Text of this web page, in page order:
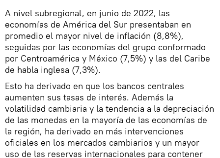
A nivel subregional, en junio de 2022, las
economías de América del Sur presentaban en
promedio el mayor nivel de inflación (8,8%),
seguidas por las economías del grupo conformado
por Centroamérica y México (7,5%) y las del Caribe
de habla inglesa (7,3%).
Esto ha derivado en que los bancos centrales
aumenten sus tasas de interés. Además la
volatilidad cambiaria y la tendencia a la depreciación
de las monedas en la mayoría de las economías de
la región, ha derivado en más intervenciones
oficiales en los mercados cambiarios y un mayor
uso de las reservas internacionales para contener